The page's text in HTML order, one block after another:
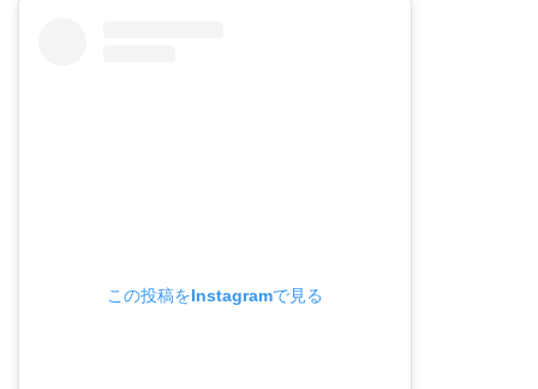
この投稿をInstagramで見る